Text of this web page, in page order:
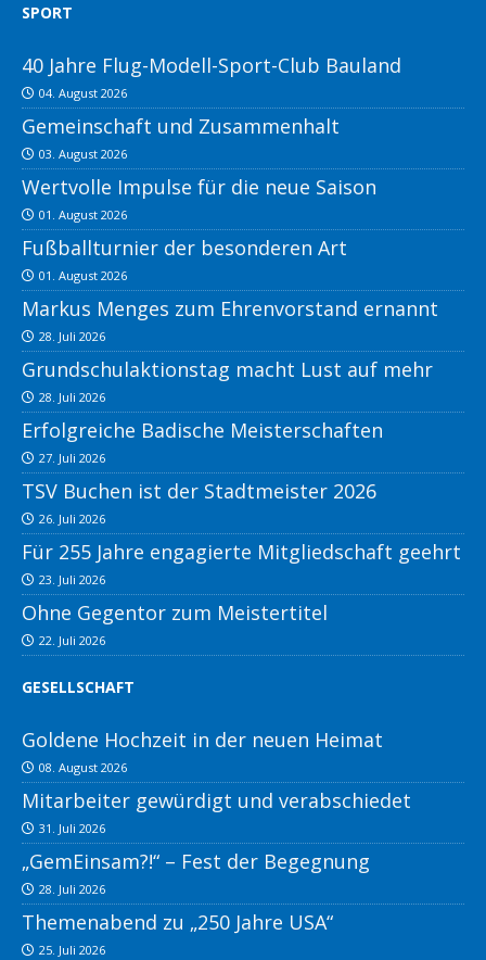
SPORT
40 Jahre Flug-Modell-Sport-Club Bauland
04. August 2026
Gemeinschaft und Zusammenhalt
03. August 2026
Wertvolle Impulse für die neue Saison
01. August 2026
Fußballturnier der besonderen Art
01. August 2026
Markus Menges zum Ehrenvorstand ernannt
28. Juli 2026
Grundschulaktionstag macht Lust auf mehr
28. Juli 2026
Erfolgreiche Badische Meisterschaften
27. Juli 2026
TSV Buchen ist der Stadtmeister 2026
26. Juli 2026
Für 255 Jahre engagierte Mitgliedschaft geehrt
23. Juli 2026
Ohne Gegentor zum Meistertitel
22. Juli 2026
GESELLSCHAFT
Goldene Hochzeit in der neuen Heimat
08. August 2026
Mitarbeiter gewürdigt und verabschiedet
31. Juli 2026
„GemEinsam?!“ – Fest der Begegnung
28. Juli 2026
Themenabend zu „250 Jahre USA“
25. Juli 2026